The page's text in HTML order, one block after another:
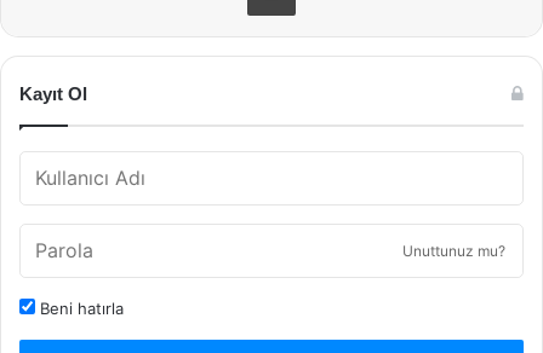
Kayıt Ol
Unuttunuz mu?
Beni hatırla